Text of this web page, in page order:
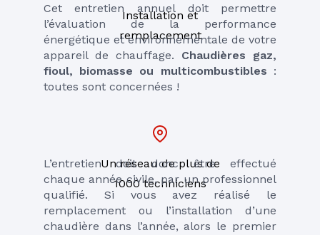
Cet entretien annuel doit permettre
l’évaluation de la performance
énergétique et environnementale de votre
appareil de chauffage. Chaudières gaz,
fioul, biomasse ou multicombustibles :
toutes sont concernées !
L’entretien doit donc être effectué
chaque année civile, par un professionnel
qualifié. Si vous avez réalisé le
remplacement ou l’installation d’une
chaudière dans l’année, alors le premier
Installation et
remplacement
Un réseau de plus de
1000 techniciens